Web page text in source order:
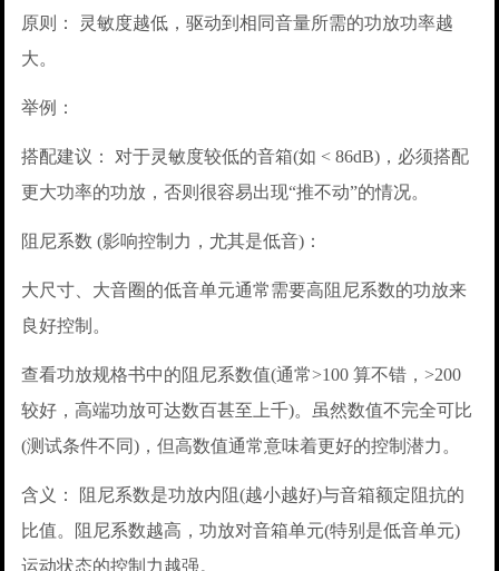
原则： 灵敏度越低，驱动到相同音量所需的功放功率越
大。
举例：
搭配建议： 对于灵敏度较低的音箱(如 < 86dB)，必须搭配
更大功率的功放，否则很容易出现“推不动”的情况。
阻尼系数 (影响控制力，尤其是低音)：
大尺寸、大音圈的低音单元通常需要高阻尼系数的功放来
良好控制。
查看功放规格书中的阻尼系数值(通常>100 算不错，>200
较好，高端功放可达数百甚至上千)。虽然数值不完全可比
(测试条件不同)，但高数值通常意味着更好的控制潜力。
含义： 阻尼系数是功放内阻(越小越好)与音箱额定阻抗的
比值。阻尼系数越高，功放对音箱单元(特别是低音单元)
运动状态的控制力越强。